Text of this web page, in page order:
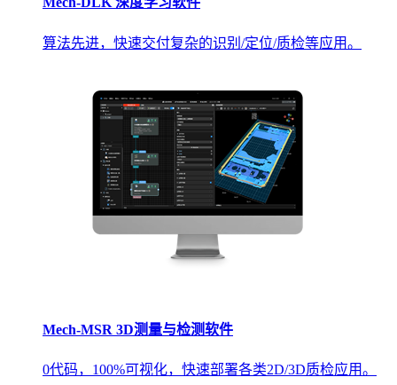
算法先进，快速交付复杂的识别/定位/质检等应用。
Mech-MSR 3D测量与检测软件
0代码，100%可视化，快速部署各类2D/3D质检应用。